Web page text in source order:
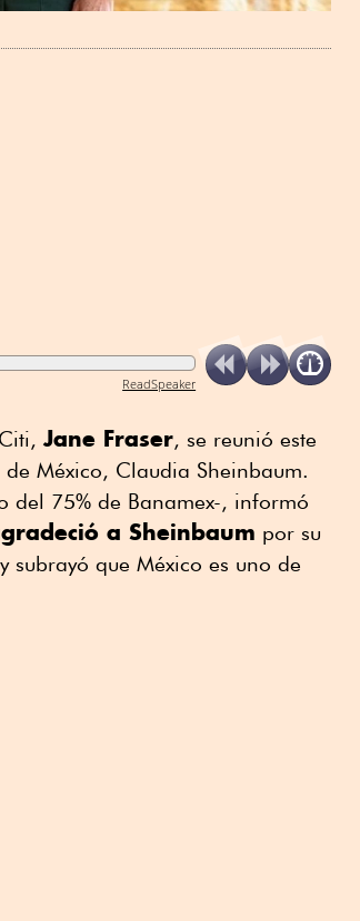
ReadSpeaker
Jane Fraser, se reunió este
México, Claudia Sheinbaum.
del 75% de Banamex-, informó
a Sheinbaum por su
que México es uno de